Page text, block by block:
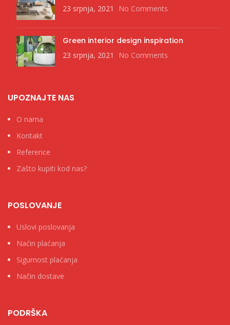
23 srpnja, 2021 No Comments
Green interior design inspiration
23 srpnja, 2021 No Comments
UPOZNAJTE NAS
O nama
Kontakt
Reference
Zašto kupiti kod nas?
POSLOVANJE
Uslovi poslovanja
Naćin plaćanja
Sigurnost plaćanja
Način dostave
PODRŠKA